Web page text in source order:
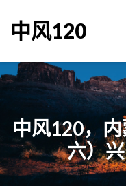
中风120
中风120，
六）